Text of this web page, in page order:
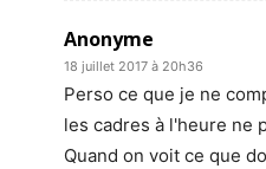
Anonyme
18 juillet 2017 à 20h36
Perso ce que je ne
les cadres à l'heure ne
Quand on voit ce que